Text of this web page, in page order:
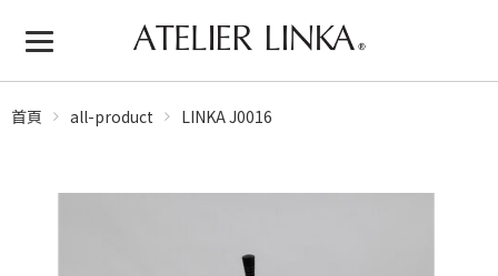
首頁 all-product LINKA J0016